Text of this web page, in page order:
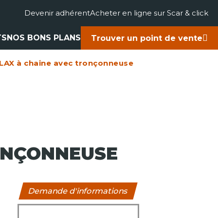
Devenir adhérentAcheter en ligne sur Scar & click
NOS BONS PLANS Trouver un point de vente
à chaine avec tronçonneuse
Demande d'informations